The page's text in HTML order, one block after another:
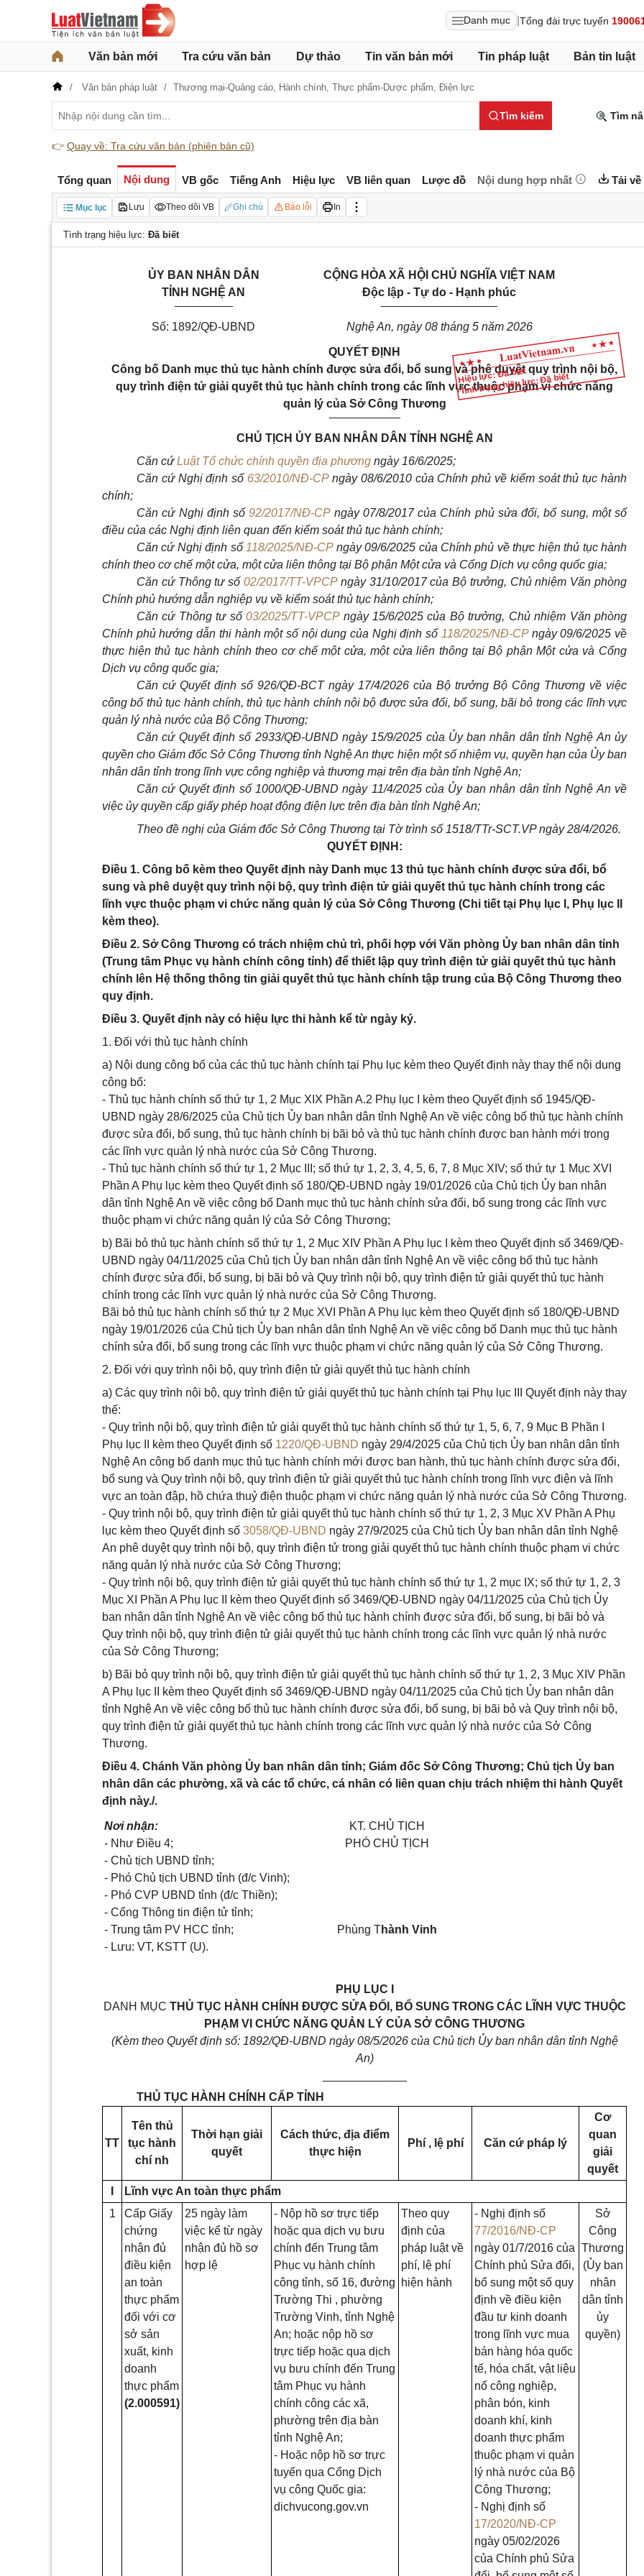
Danh mục Tổng đài trực tuyến
Văn bản mới Tra cứu văn bản Dự thảo Tin văn bản mới Tin pháp luật Bản tin luật
Văn bản pháp luật Thương mại-Quảng cáo, Hành chính, Thực phẩm-Dược phẩm, Điện lực
Tìm kiếm Tìm
👉 Quay về: Tra cứu văn bản (phiên bản cũ)
Tổng quan Nội dung VB gốc Tiếng Anh Hiệu lực VB liên quan Lược đồ Nội dung hợp nhất Tải về
Mục lục Lưu Theo dõi VB Ghi chú Báo lỗi In
Tình trạng hiệu lực: Đã biết
Hiệu lực: Đã biết
Tình trạng hiệu lực: Đã biết
ỦY BAN NHÂN DÂN
TỈNH NGHỆ AN
_________
Số: 1892/QĐ-UBND
CỘNG HÒA XÃ HỘI CHỦ NGHĨA VIỆT NAM
Độc lập - Tự do - Hạnh phúc
__________________
Nghệ An, ngày 08 tháng 5 năm 2026
QUYẾT ĐỊNH
Công bố Danh mục thủ tục hành chính được sửa đổi, bổ sung và phê duyệt quy trình nội bộ,
quy trình điện tử giải quyết thủ tục hành chính trong các lĩnh vực thuộc phạm vi chức năng
quản lý của Sở Công Thương
___________
CHỦ TỊCH ỦY BAN NHÂN DÂN TỈNH NGHỆ AN
Căn cứLuật Tổ chức chính quyền địa phương ngày 16/6/2025;
Căn cứ Nghị định số 63/2010/NĐ-CPngày 08/6/2010 của Chính phủ về kiểm soát thủ tục hành
chính;
Căn cứ Nghị định số92/2017/NĐ-CPngày 07/8/2017 của Chính phủ sửa đổi, bổ sung, một số
điều của các Nghị định liên quan đến kiểm soát thủ tục hành chính;
Căn cứ Nghị định số 118/2025/NĐ-CPngày 09/6/2025 của Chính phủ về thực hiện thủ tục hành
chính theo cơ chế một cửa, một cửa liên thông tại Bộ phận Một cửa và Cổng Dịch vụ công quốc gia;
Căn cứ Thông tư số 02/2017/TT-VPCPngày 31/10/2017 của Bộ trưởng, Chủ nhiệm Văn phòng
Chính phủ hướng dẫn nghiệp vụ về kiểm soát thủ tục hành chính;
Căn cứ Thông tư số03/2025/TT-VPCPngày 15/6/2025 của Bộ trưởng, Chủ nhiệm Văn phòng
Chính phủ hướng dẫn thi hành một số nội dung của Nghị định số 118/2025/NĐ-CPngày 09/6/2025 về
thực hiện thủ tục hành chính theo cơ chế một cửa, một cửa liên thông tại Bộ phận Một cửa và Cổng
Dịch vụ công quốc gia;
Căn cứ Quyết định số 926/QĐ-BCT ngày 17/4/2026 của Bộ trưởng Bộ Công Thương về việc
công bố thủ tục hành chính, thủ tục hành chính nội bộ được sửa đổi, bổ sung, bãi bỏ trong các lĩnh vực
quản lý nhà nước của Bộ Công Thương;
Căn cứ Quyết định số 2933/QĐ-UBND ngày 15/9/2025 của Ủy ban nhân dân tỉnh Nghệ An ủy
quyền cho Giám đốc Sở Công Thương tỉnh Nghệ An thực hiện một số nhiệm vụ, quyền hạn của Ủy ban
nhân dân tỉnh trong lĩnh vực công nghiệp và thương mại trên địa bàn tỉnh Nghệ An;
Căn cứ Quyết định số 1000/QĐ-UBND ngày 11/4/2025 của Ủy ban nhân dân tỉnh Nghệ An về
việc ủy quyền cấp giấy phép hoạt động điện lực trên địa bàn tỉnh Nghệ An;
Theo đề nghị của Giám đốc Sở Công Thương tại Tờ trình số 1518/TTr-SCT.VP ngày 28/4/2026.
QUYẾT ĐỊNH:
Điều 1. Công bố kèm theo Quyết định này Danh mục 13 thủ tục hành chính được sửa đổi, bổ
sung và phê duyệt quy trình nội bộ, quy trình điện tử giải quyết thủ tục hành chính trong các
lĩnh vực thuộc phạm vi chức năng quản lý của Sở Công Thương (Chi tiết tại Phụ lục I, Phụ lục II
kèm theo).
Điều 2. Sở Công Thương có trách nhiệm chủ trì, phối hợp với Văn phòng Ủy ban nhân dân tỉnh
(Trung tâm Phục vụ hành chính công tỉnh) để thiết lập quy trình điện tử giải quyết thủ tục hành
chính lên Hệ thống thông tin giải quyết thủ tục hành chính tập trung của Bộ Công Thương theo
quy định.
Điều 3. Quyết định này có hiệu lực thi hành kể từ ngày ký.
1. Đối với thủ tục hành chính
a) Nội dung công bố của các thủ tục hành chính tại Phụ lục kèm theo Quyết định này thay thế nội dung
công bố:
- Thủ tục hành chính số thứ tự 1, 2 Mục XIX Phần A.2 Phụ lục I kèm theo Quyết định số 1945/QĐ-
UBND ngày 28/6/2025 của Chủ tịch Ủy ban nhân dân tỉnh Nghệ An về việc công bố thủ tục hành chính
được sửa đổi, bổ sung, thủ tục hành chính bị bãi bỏ và thủ tục hành chính được ban hành mới trong
các lĩnh vực quản lý nhà nước của Sở Công Thương.
- Thủ tục hành chính số thứ tự 1, 2 Mục III; số thứ tự 1, 2, 3, 4, 5, 6, 7, 8 Mục XIV; số thứ tự 1 Mục XVI
Phần A Phụ lục kèm theo Quyết định số 180/QĐ-UBND ngày 19/01/2026 của Chủ tịch Ủy ban nhân
dân tỉnh Nghệ An về việc công bố Danh mục thủ tục hành chính sửa đổi, bổ sung trong các lĩnh vực
thuộc phạm vi chức năng quản lý của Sở Công Thương;
b) Bãi bỏ thủ tục hành chính số thứ tự 1, 2 Mục XIV Phần A Phụ lục I kèm theo Quyết định số 3469/QĐ-
UBND ngày 04/11/2025 của Chủ tịch Ủy ban nhân dân tỉnh Nghệ An về việc công bố thủ tục hành
chính được sửa đổi, bổ sung, bị bãi bỏ và Quy trình nội bộ, quy trình điện tử giải quyết thủ tục hành
chính trong các lĩnh vực quản lý nhà nước của Sở Công Thương.
Bãi bỏ thủ tục hành chính số thứ tự 2 Mục XVI Phần A Phụ lục kèm theo Quyết định số 180/QĐ-UBND
ngày 19/01/2026 của Chủ tịch Ủy ban nhân dân tỉnh Nghệ An về việc công bố Danh mục thủ tục hành
chính sửa đổi, bổ sung trong các lĩnh vực thuộc phạm vi chức năng quản lý của Sở Công Thương.
2. Đối với quy trình nội bộ, quy trình điện tử giải quyết thủ tục hành chính
a) Các quy trình nội bộ, quy trình điện tử giải quyết thủ tục hành chính tại Phụ lục III Quyết định này thay
thế:
- Quy trình nội bộ, quy trình điện tử giải quyết thủ tục hành chính số thứ tự 1, 5, 6, 7, 9 Mục B Phần I
Phụ lục II kèm theo Quyết định số 1220/QĐ-UBND ngày 29/4/2025 của Chủ tịch Ủy ban nhân dân tỉnh
Nghệ An công bố danh mục thủ tục hành chính mới được ban hành, thủ tục hành chính được sửa đổi,
bổ sung và Quy trình nội bộ, quy trình điện tử giải quyết thủ tục hành chính trong lĩnh vực điện và lĩnh
vực an toàn đập, hồ chứa thuỷ điện thuộc phạm vi chức năng quản lý nhà nước của Sở Công Thương.
- Quy trình nội bộ, quy trình điện tử giải quyết thủ tục hành chính số thứ tự 1, 2, 3 Mục XV Phần A Phụ
lục kèm theo Quyết định số 3058/QĐ-UBND ngày 27/9/2025 của Chủ tịch Ủy ban nhân dân tỉnh Nghệ
An phê duyệt quy trình nội bộ, quy trình điện tử trong giải quyết thủ tục hành chính thuộc phạm vi chức
năng quản lý nhà nước của Sở Công Thương;
- Quy trình nội bộ, quy trình điện tử giải quyết thủ tục hành chính số thứ tự 1, 2 mục IX; số thứ tự 1, 2, 3
Mục XI Phần A Phụ lục II kèm theo Quyết định số 3469/QĐ-UBND ngày 04/11/2025 của Chủ tịch Ủy
ban nhân dân tỉnh Nghệ An về việc công bố thủ tục hành chính được sửa đổi, bổ sung, bị bãi bỏ và
Quy trình nội bộ, quy trình điện tử giải quyết thủ tục hành chính trong các lĩnh vực quản lý nhà nước
của Sở Công Thương;
b) Bãi bỏ quy trình nội bộ, quy trình điện tử giải quyết thủ tục hành chính số thứ tự 1, 2, 3 Mục XIV Phần
A Phụ lục II kèm theo Quyết định số 3469/QĐ-UBND ngày 04/11/2025 của Chủ tịch Ủy ban nhân dân
tỉnh Nghệ An về việc công bố thủ tục hành chính được sửa đổi, bổ sung, bị bãi bỏ và Quy trình nội bộ,
quy trình điện tử giải quyết thủ tục hành chính trong các lĩnh vực quản lý nhà nước của Sở Công
Thương.
Điều 4. Chánh Văn phòng Ủy ban nhân dân tỉnh; Giám đốc Sở Công Thương; Chủ tịch Ủy ban
nhân dân các phường, xã và các tổ chức, cá nhân có liên quan chịu trách nhiệm thi hành Quyết
định này./.
Nơi nhận:
- Như Điều 4;
- Chủ tịch UBND tỉnh;
- Phó Chủ tịch UBND tỉnh (đ/c Vinh);
- Phó CVP UBND tỉnh (đ/c Thiền);
- Cổng Thông tin điện tử tỉnh;
- Trung tâm PV HCC tỉnh;
- Lưu: VT, KSTT (U).
KT. CHỦ TỊCH
PHÓ CHỦ TỊCH
Phùng Thành Vinh
PHỤ LỤC I
DANH MỤC THỦ TỤC HÀNH CHÍNH ĐƯỢC SỬA ĐỔI, BỔ SUNG TRONG CÁC LĨNH VỰC THUỘC
PHẠM VI CHỨC NĂNG QUẢN LÝ CỦA SỞ CÔNG THƯƠNG
(Kèm theo Quyết định số:1892/QĐ-UBND ngày 08/5/2026 của Chủ tịch Ủy ban nhân dân tỉnh Nghệ
An)
THỦ TỤC HÀNH CHÍNH CẤP TỈNH
TT
Tên thủ
tục hành
chí nh
Thời hạn giải
quyết
Cách thức, địa điểm
thực hiện
Phí , lệ phí Căn cứ pháp lý
Cơ
quan
giải
quyết
Lĩnh vực An toàn thực phẩm
1
Cấp Giấy
chứng
nhận đủ
điều kiện
an toàn
thực phẩm
đối với cơ
sở sản
xuất, kinh
doanh
thực phẩm
(2.000591)
25 ngày làm
việc kể từ ngày
nhận đủ hồ sơ
hợp lệ
- Nộp hồ sơ trực tiếp
hoặc qua dịch vụ bưu
chính đến Trung tâm
Phục vụ hành chính
công tỉnh, số 16, đường
Trường Thi , phường
Trường Vinh, tỉnh Nghệ
An; hoặc nộp hồ sơ
trực tiếp hoặc qua dịch
vụ bưu chính đến Trung
tâm Phục vụ hành
chính công các xã,
phường trên địa bàn
tỉnh Nghệ An;
- Hoặc nộp hồ sơ trực
tuyến qua Cổng Dịch
vụ công Quốc gia:
dichvucong.gov.vn
Theo quy
định của
pháp luật về
phí, lệ phí
hiện hành
- Nghị định số
77/2016/NĐ-CP
ngày 01/7/2016 của
Chính phủ Sửa đổi,
bổ sung một số quy
định về điều kiện
đầu tư kinh doanh
trong lĩnh vực mua
bán hàng hóa quốc
tế, hóa chất, vật liệu
nổ công nghiệp,
phân bón, kinh
doanh khí, kinh
doanh thực phẩm
thuộc phạm vi quản
lý nhà nước của Bộ
Công Thương;
- Nghị định số
17/2020/NĐ-CP
ngày 05/02/2026
của Chính phủ Sửa
Sở
Công
Thương
(Ủy ban
nhân
dân tỉnh
ủy
quyền)